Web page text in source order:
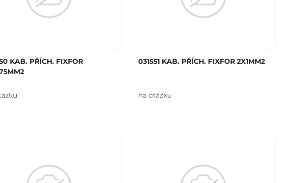
KAB. PŘÍCH. FIXFOR
031551 KAB. PŘÍCH. FIXFOR 2X1MM2
na otázku